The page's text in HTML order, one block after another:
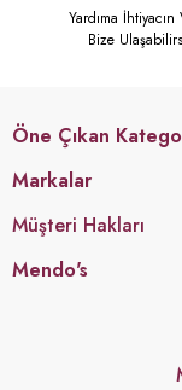
Yardıma İhtiyacın
Bize
Öne Çıkan
Markalar
Müşteri Hakları
Mendo's